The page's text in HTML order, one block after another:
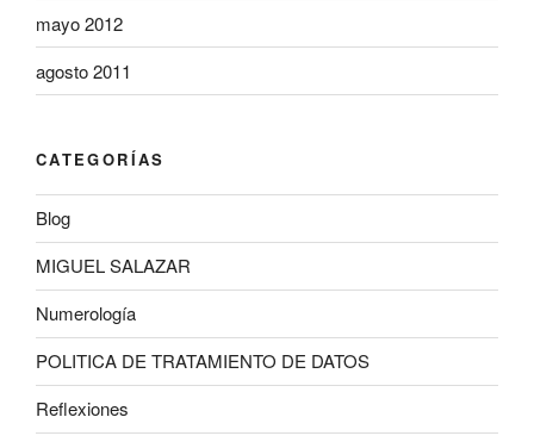
mayo 2012
agosto 2011
CATEGORÍAS
Blog
MIGUEL SALAZAR
Numerología
POLITICA DE TRATAMIENTO DE DATOS
Reflexiones